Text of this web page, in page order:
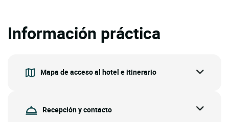
Información práctica
Mapa de acceso al hotel e itinerario
Recepción y contacto